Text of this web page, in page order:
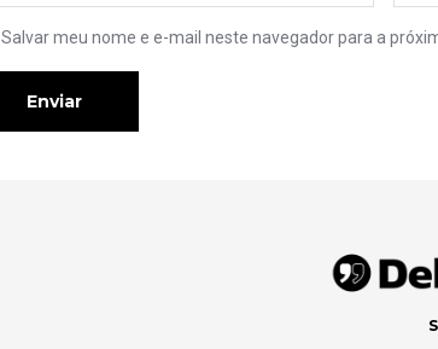
Salvar meu nome e e-mail neste navegador para a
Enviar